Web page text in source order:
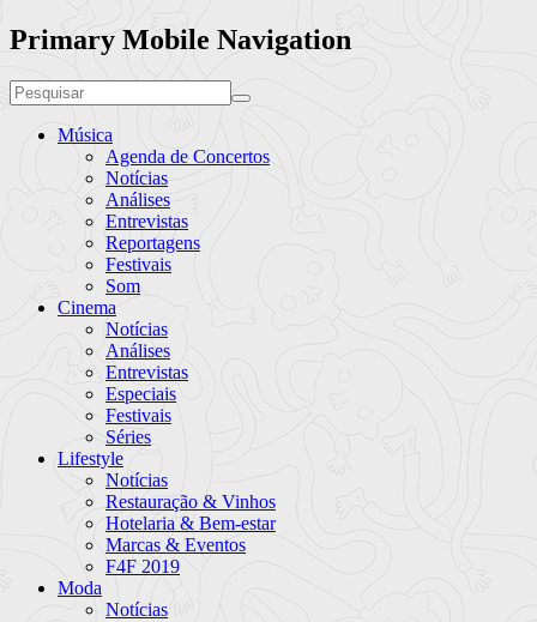
Primary Mobile Navigation
Música
Agenda de Concertos
Notícias
Análises
Entrevistas
Reportagens
Festivais
Som
Cinema
Notícias
Análises
Entrevistas
Especiais
Festivais
Séries
Lifestyle
Notícias
Restauração & Vinhos
Hotelaria & Bem-estar
Marcas & Eventos
F4F 2019
Moda
Notícias